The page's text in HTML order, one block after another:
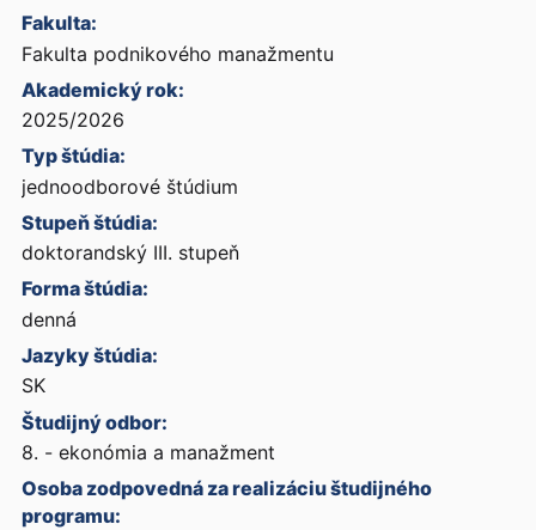
Fakulta:
Fakulta podnikového manažmentu
Akademický rok:
2025/2026
Typ štúdia:
jednoodborové štúdium
Stupeň štúdia:
doktorandský III. stupeň
Forma štúdia:
denná
Jazyky štúdia:
SK
Študijný odbor:
8. - ekonómia a manažment
Osoba zodpovedná za realizáciu študijného
programu: